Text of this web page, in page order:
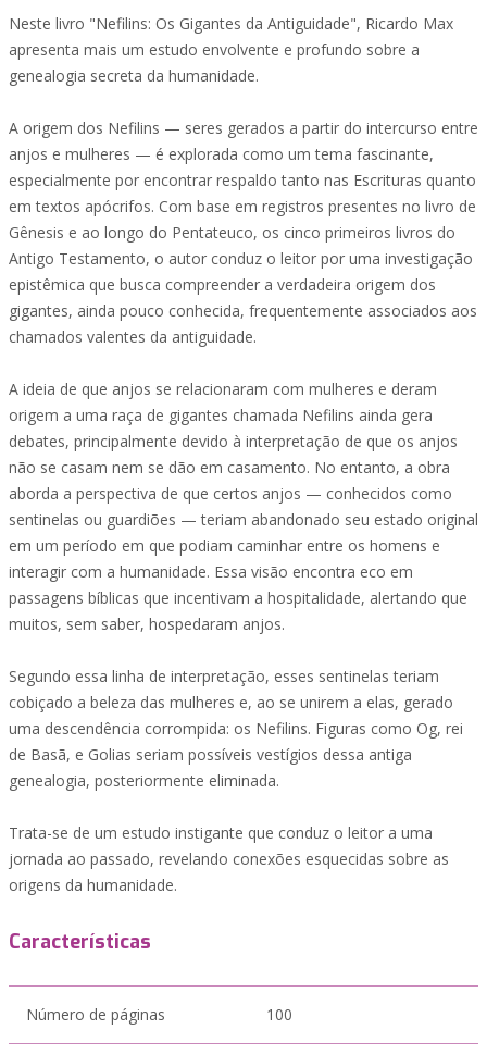
Neste livro "Nefilins: Os Gigantes da Antiguidade", Ricardo Max
apresenta mais um estudo envolvente e profundo sobre a
genealogia secreta da humanidade.
A origem dos Nefilins — seres gerados a partir do intercurso entre
anjos e mulheres — é explorada como um tema fascinante,
especialmente por encontrar respaldo tanto nas Escrituras quanto
em textos apócrifos. Com base em registros presentes no livro de
Gênesis e ao longo do Pentateuco, os cinco primeiros livros do
Antigo Testamento, o autor conduz o leitor por uma investigação
epistêmica que busca compreender a verdadeira origem dos
gigantes, ainda pouco conhecida, frequentemente associados aos
chamados valentes da antiguidade.
A ideia de que anjos se relacionaram com mulheres e deram
origem a uma raça de gigantes chamada Nefilins ainda gera
debates, principalmente devido à interpretação de que os anjos
não se casam nem se dão em casamento. No entanto, a obra
aborda a perspectiva de que certos anjos — conhecidos como
sentinelas ou guardiões — teriam abandonado seu estado original
em um período em que podiam caminhar entre os homens e
interagir com a humanidade. Essa visão encontra eco em
passagens bíblicas que incentivam a hospitalidade, alertando que
muitos, sem saber, hospedaram anjos.
Segundo essa linha de interpretação, esses sentinelas teriam
cobiçado a beleza das mulheres e, ao se unirem a elas, gerado
uma descendência corrompida: os Nefilins. Figuras como Og, rei
de Basã, e Golias seriam possíveis vestígios dessa antiga
genealogia, posteriormente eliminada.
Trata-se de um estudo instigante que conduz o leitor a uma
jornada ao passado, revelando conexões esquecidas sobre as
origens da humanidade.
Características
Número de páginas 100